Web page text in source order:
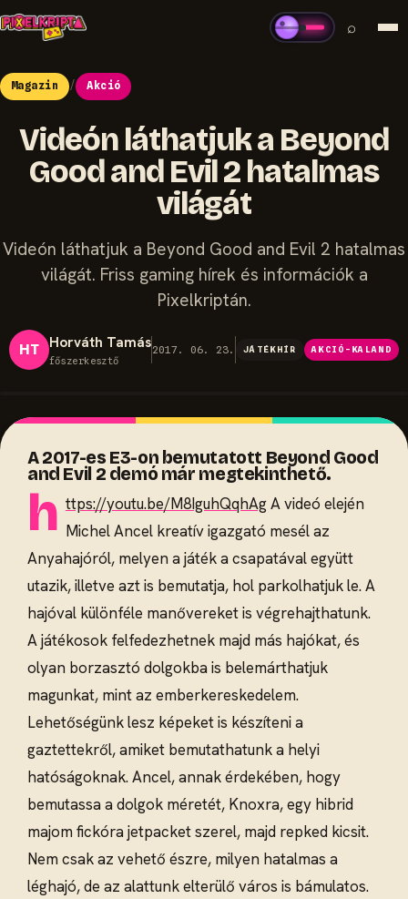
⌕
Magazin / Akció
Videón láthatjuk a Beyond
Good and Evil 2 hatalmas
világát
Videón láthatjuk a Beyond Good and Evil 2 hatalmas
világát. Friss gaming hírek és információk a
Pixelkriptán.
HT Horváth Tamás
főszerkesztő
2017. 06. 23. JÁTÉKHÍR AKCIÓ-KALAND
A 2017-es E3-on bemutatott Beyond Good
and Evil 2 demó már megtekinthető.
h ttps://youtu.be/M8IguhQqhAgA videó elején
Michel Ancel kreatív igazgató mesél az
Anyahajóról, melyen a játék a csapatával együtt
utazik, illetve azt is bemutatja, hol parkolhatjuk le. A
hajóval különféle manővereket is végrehajthatunk.
A játékosok felfedezhetnek majd más hajókat, és
olyan borzasztó dolgokba is belemárthatjuk
magunkat, mint az emberkereskedelem.
Lehetőségünk lesz képeket is készíteni a
gaztettekről, amiket bemutathatunk a helyi
hatóságoknak. Ancel, annak érdekében, hogy
bemutassa a dolgok méretét, Knoxra, egy hibrid
majom fickóra jetpacket szerel, majd repked kicsit.
Nem csak az vehető észre, milyen hatalmas a
léghajó, de az alattunk elterülő város is bámulatos.